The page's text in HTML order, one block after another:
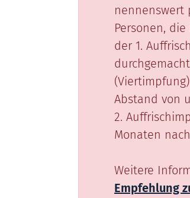
nennenswert
Personen,
der 1.
Abstand von
2.
Monaten
Weitere
Empfehlung